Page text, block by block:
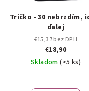
Tričko - 30 nebrzdím,
ďalej
€15,37 bez DPH
€18,90
Skladom(>5 ks)